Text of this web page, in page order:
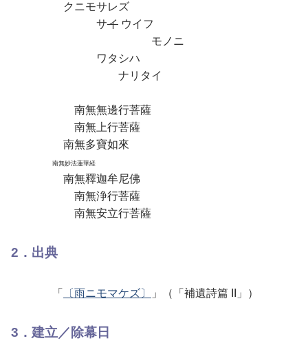
クニモサレズ
サイ ウイフ
モノニ
ワタシハ
ナリタイ
南無無邊行菩薩
南無上行菩薩
南無多寶如來
南無妙法蓮華経
南無釋迦牟尼佛
南無浄行菩薩
南無安立行菩薩
2．出典
「 〔雨ニモマケズ〕 」（「補遺詩篇 II」）
3．建立／除幕日